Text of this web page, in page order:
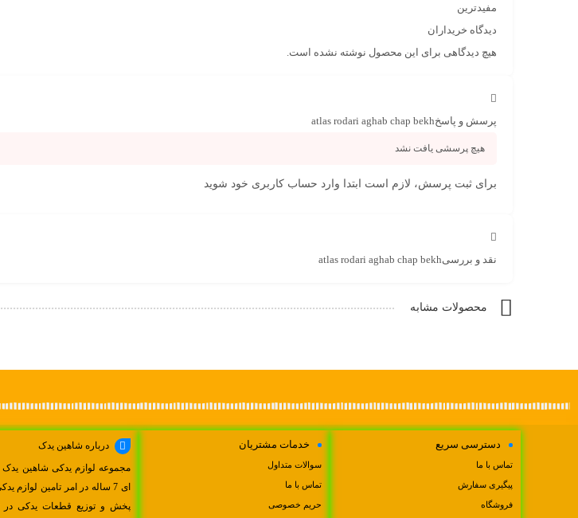
مفیدترین
دیدگاه خریداران
هیچ دیدگاهی برای این محصول نوشته نشده است.
پرسش و پاسخatlas rodari aghab chap bekh
هیچ پرسشی یافت نشد
برای ثبت پرسش، لازم است ابتدا وارد حساب کاربری خود شوید
نقد و بررسیatlas rodari aghab chap bekh
محصولات مشابه
دسترسی سریع
تماس با ما
پیگیری سفارش
فروشگاه
خدمات مشتریان
سوالات متداول
تماس با ما
حریم خصوصی
درباره شاهین یدک
مجموعه لوازم یدکی شاهین یدک
ای 7 ساله در امر تامین لوازم
پخش و توزیع قطعات یدکی در